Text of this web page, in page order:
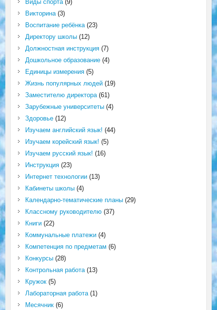
Виды спорта(9)
Викторина(3)
Воспитание ребёнка(23)
Директору школы(12)
Должностная инструкция(7)
Дошкольное образование(4)
Единицы измерения(5)
Жизнь популярных людей(19)
Заместителю директора(61)
Зарубежные университеты(4)
Здоровье(12)
Изучаем английский язык! (44)
Изучаем корейский язык! (5)
Изучаем русский язык! (16)
Инструкция(23)
Интернет технологии(13)
Кабинеты школы(4)
Календарно-тематические планы(29)
Классному руководителю(37)
Книги(22)
Коммунальные платежи(4)
Компетенция по предметам (6)
Конкурсы(28)
Контрольная работа(13)
Кружок(5)
Лабораторная работа(1)
Месячник(6)